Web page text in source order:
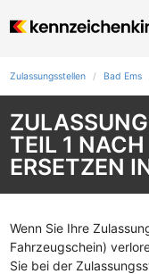
Zulassungsstellen Bad Ems
TEIL 1
ERSETZEN
Wenn Sie Ihre
Fahrzeugschein)
Sie bei der